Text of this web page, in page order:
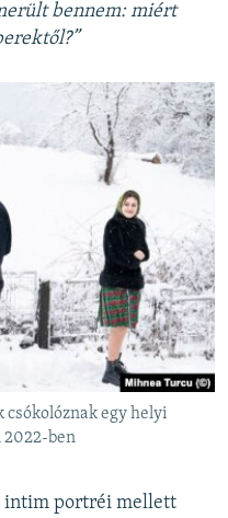
bennem: miért
egy helyi
2022-ben
intim portréi mellett